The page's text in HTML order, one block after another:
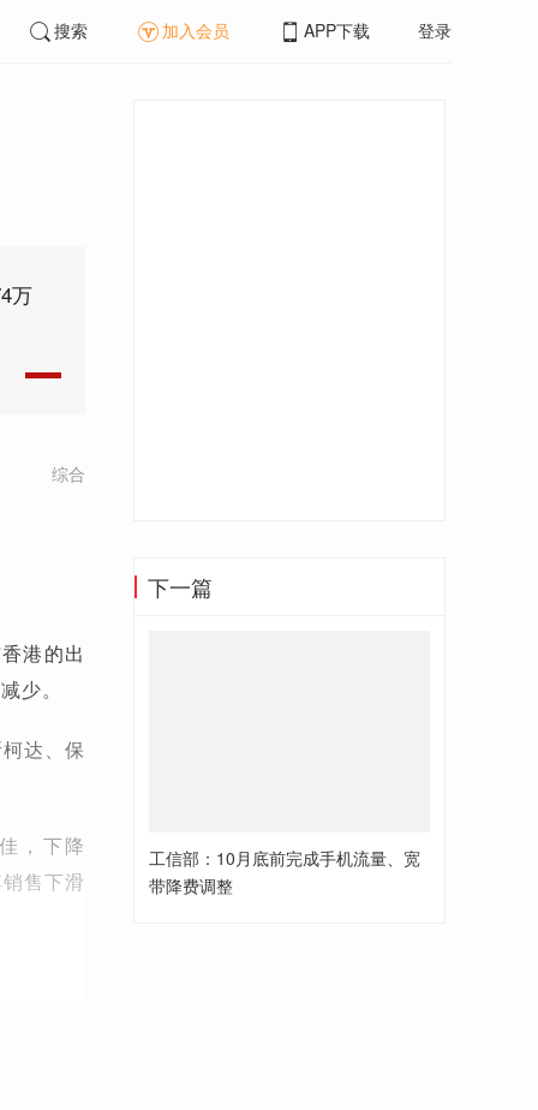
搜索 加入会员 APP下载 登录
万
综合
港的出
少。
达、保
，下降
售下滑
下一篇
工信部：10月底前完成手机流量、宽
带降费调整